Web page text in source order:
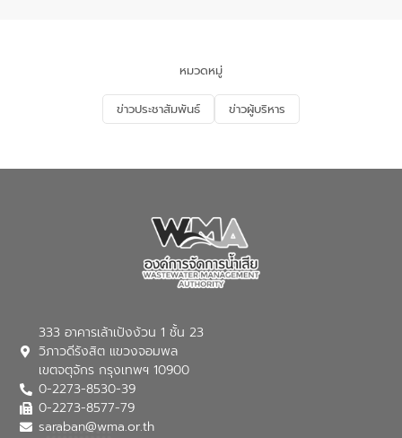
ด้านน้ำของประเทศ และเตรียมความพร้อม
รองรับการเติบโตของเมือง รวมถึงการ
ลงทุนในอุตสาหกรรมแห่งอนาคต ตลอดจน
มุ่งตอบโจทย์ความท้าทายจากวิกฤตการ
ในครั้งนี้เป็นการดึงจุดแข็งและความ
(อจน.) มาผสานกับประสบการณ์และ
เทคโนโลยีโครงข่ายน้ำครบวงจรในพื้นที่ EEC
ของอีสท์ วอเตอร์ เพื่อร่วมกันศึกษา
เทคโนโลยีการปรับปรุงคุณภาพน้ำ (Water
Reuse) และพัฒนารูปแบบการดำเนินงาน
ใช้น้ำที่พุ่งสูงขึ้นจากการขยายตัวของ
การองค์การจัดการน้ำเสีย กล่าวถึงภารกิจ
หมวดหมู่
ข่าวประชาสัมพันธ์ ข่าวผู้บริหาร
333 อาคารเล้าเป้งง้วน 1 ชั้น 23
วิภาวดีรังสิต แขวงจอมพล
เขตจตุจักร กรุงเทพฯ 10900
0-2273-8530-39
0-2273-8577-79
saraban@wma.or.th